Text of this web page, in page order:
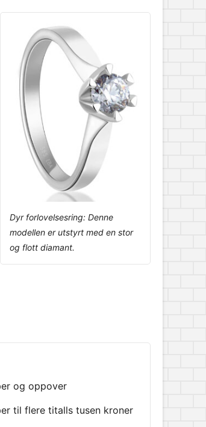
Dyr forlovelsesring: Denne
modellen er utstyrt med en stor
og flott diamant.
og oppover
til flere titalls tusen kroner